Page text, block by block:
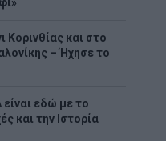
Κορινθίας και στο
– Ήχησε το
εδώ με το
και την Ιστορία